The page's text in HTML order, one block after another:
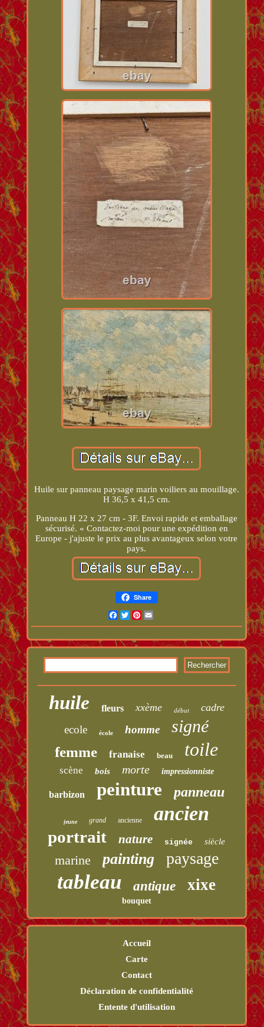
Huile sur panneau paysage marin voiliers au mouillage.
H 36,5 x 41,5 cm.
Panneau H 22 x 27 cm - 3F. Envoi rapide et emballage
sécurisé. « Contactez-moi pour une expédition en
Europe - j'ajuste le prix au plus avantageux selon votre
pays.
Share
Facebook
TwitterPinterest
huile fleurs xxème début cadre
ecole école homme signé
femme franaise beau toile
scène bois morte impressionniste
barbizon peinture panneau
jeune grand ancienne ancien
portrait nature signée siècle
marine painting paysage
tableau antique xixe
bouquet
Accueil
Carte
Contact
Déclaration de confidentialité
Entente d'utilisation